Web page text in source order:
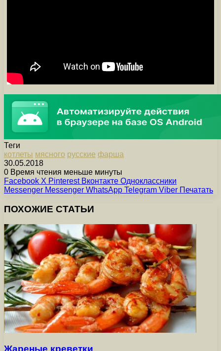
Теги
котлеты мясного русские фарша
30.05.2018
0 Время чтения меньше минуты
Facebook X Pinterest Вконтакте Одноклассники
Messenger Messenger WhatsApp Telegram Viber Печатать
ПОХОЖИЕ СТАТЬИ